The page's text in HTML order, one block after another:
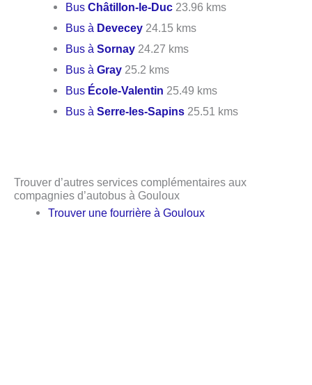
BusChâtillon-le-Duc 23.96 kms
Bus à Devecey 24.15 kms
Bus àSornay 24.27 kms
Bus àGray 25.2 kms
Bus École-Valentin 25.49 kms
Bus àSerre-les-Sapins 25.51 kms
Trouver d’autres services complémentaires aux
compagnies d’autobus à Gouloux
Trouver une fourrière à Gouloux